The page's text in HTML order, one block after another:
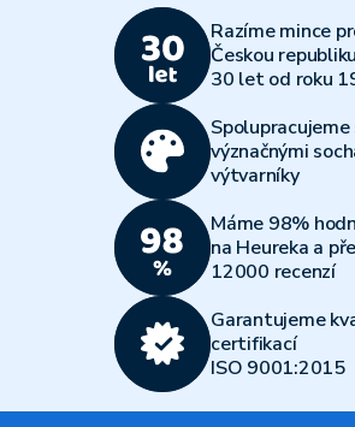
Razíme mince
Českou
30 let od roku
Spolupracujeme
význačnými
výtvarníky
Máme 98%
na Heureka a
12000 recenzí
Garantujeme
certifikací
ISO 9001:2015